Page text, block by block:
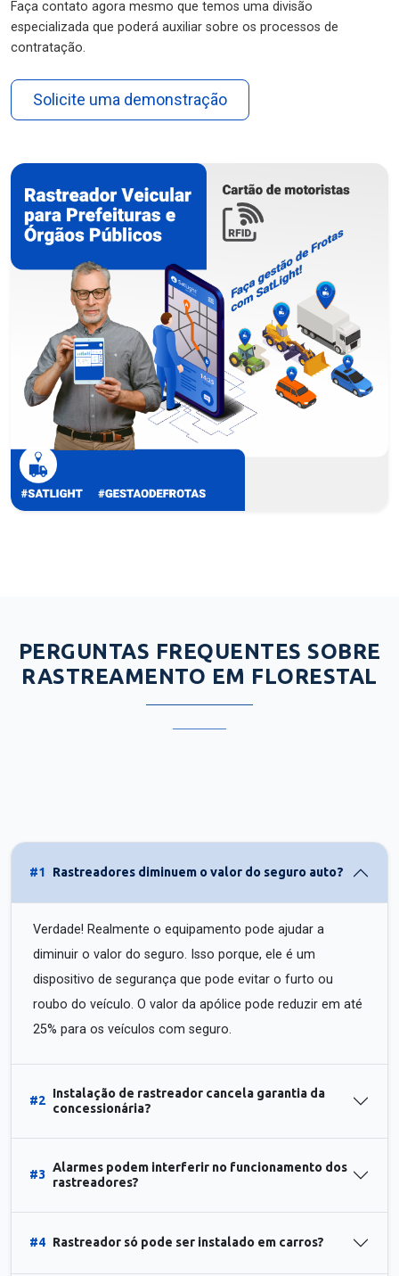
Faça contato agora mesmo que temos uma divisão
especializada que poderá auxiliar sobre os processos de
contratação.
Solicite uma demonstração
PERGUNTAS FREQUENTES SOBRE
RASTREAMENTO EM FLORESTAL
#1 Rastreadores diminuem o valor do seguro auto?
Verdade! Realmente o equipamento pode ajudar a
diminuir o valor do seguro. Isso porque, ele é um
dispositivo de segurança que pode evitar o furto ou
roubo do veículo. O valor da apólice pode reduzir em até
25% para os veículos com seguro.
#2
Instalação de rastreador cancela garantia da
concessionária?
#3
Alarmes podem interferir no funcionamento dos
rastreadores?
#4 Rastreador só pode ser instalado em carros?